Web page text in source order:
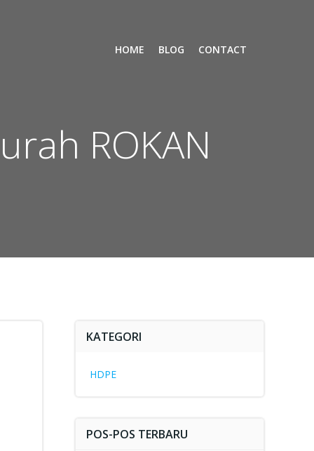
HOME BLOG CONTACT
ROKAN
KATEGORI
HDPE
POS-POS TERBARU